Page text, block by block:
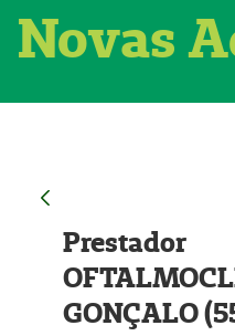
Novas
Prestador
GONÇALO